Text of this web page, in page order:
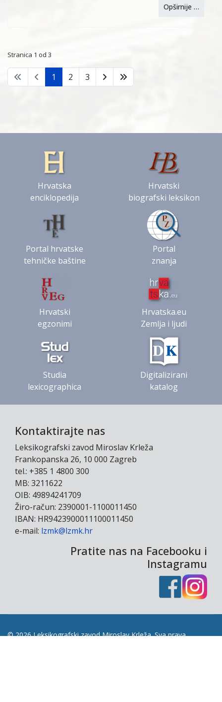
Opširnije …
Stranica 1 od 3
1 2 3
Hrvatska
enciklopedija
Hrvatski
biografski leksikon
Portal hrvatske
tehničke baštine
Portal
znanja
Hrvatski
egzonimi
Hrvatska.eu
Zemlja i ljudi
Studia
lexicographica
Digitalizirani
katalog
Kontaktirajte nas
Leksikografski zavod Miroslav Krleža
Frankopanska 26, 10 000 Zagreb
tel.: +385 1 4800 300
MB: 3211622
OIB: 49894241709
Žiro-račun: 2390001-1100011450
IBAN: HR9423900011100011450
e-mail: lzmk@lzmk.hr
Pratite nas na Facebooku i
Instagramu
© 2026 Leksikografski zavod Miroslav Krleža. Sva prava